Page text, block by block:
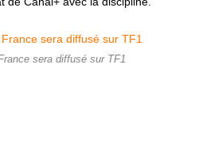
sera diffusé sur TF1